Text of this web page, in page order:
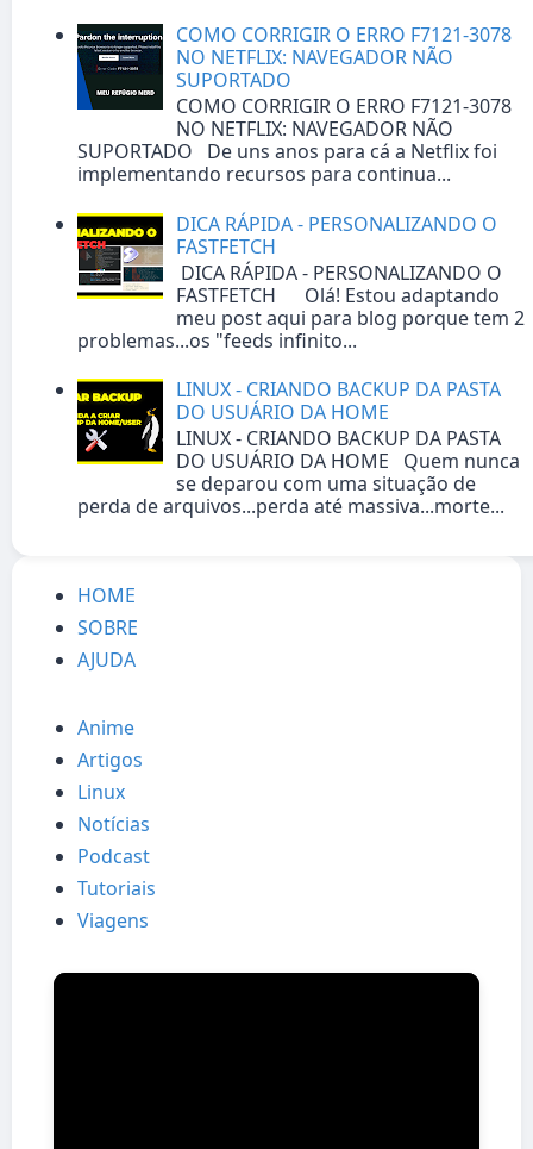
COMO CORRIGIR O ERRO F7121-3078
NO NETFLIX: NAVEGADOR NÃO
SUPORTADO
COMO CORRIGIR O ERRO F7121-3078
NO NETFLIX: NAVEGADOR NÃO
SUPORTADO De uns anos para cá a Netflix foi
implementando recursos para continua...
DICA RÁPIDA - PERSONALIZANDO O
FASTFETCH
DICA RÁPIDA - PERSONALIZANDO O
FASTFETCH Olá! Estou adaptando
meu post aqui para blog porque tem 2
problemas...os "feeds infinito...
LINUX - CRIANDO BACKUP DA PASTA
DO USUÁRIO DA HOME
LINUX - CRIANDO BACKUP DA PASTA
DO USUÁRIO DA HOME Quem nunca
se deparou com uma situação de
perda de arquivos...perda até massiva...morte...
HOME
SOBRE
AJUDA
Anime
Artigos
Linux
Notícias
Podcast
Tutoriais
Viagens